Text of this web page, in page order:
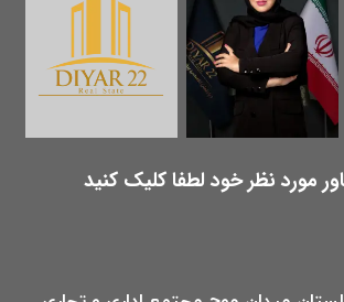
مورد نظر خود لطفا کلیک کنید